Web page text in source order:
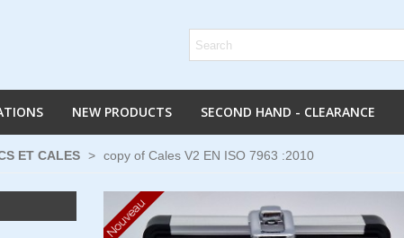
NEW PRODUCTS SECOND HAND - CLEARANCE
ET CALES > copy of Cales V2 EN ISO 7963 :2010
Nouveau